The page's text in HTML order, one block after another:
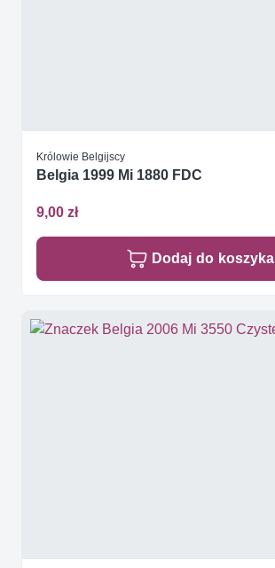
Królowie Belgijscy
Belgia 1999 Mi 1880 FDC
9,00 zł
Dodaj do koszyka